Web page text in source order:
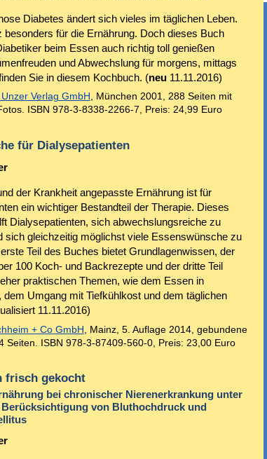
Diabetes ändert sich vieles im täglichen Leben.
besonders für die Ernährung. Doch dieses Buch
beim Essen auch richtig toll genießen
und Abwechslung für morgens, mittags
Sie in diesem Kochbuch. (neu11.11.2016)
Verlag GmbH , München 2001, 288 Seiten mit
ISBN 978-3-8338-2266-7, Preis: 24,99 Euro
für Dialysepatienten
der Krankheit angepasste Ernährung ist für
ein wichtiger Bestandteil der Therapie. Dieses
Dialysepatienten, sich abwechslungsreiche zu
sich gleichzeitig möglichst viele Essenswünsche zu
Teil des Buches bietet Grundlagenwissen, der
100 Koch- und Backrezepte und der dritte Teil
praktischen Themen, wie dem Essen in
dem Umgang mit Tiefkühlkost und dem täglichen
11.11.2016)
+ Co GmbH , Mainz, 5. Auflage 2014, gebundene
Seiten. ISBN 978-3-87409-560-0, Preis: 23,00 Euro
frisch gekocht
bei chronischer Nierenerkrankung unter
Berücksichtigung von Bluthochdruck und